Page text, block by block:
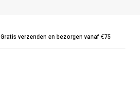
Gratis verzenden en bezorgen vanaf €75